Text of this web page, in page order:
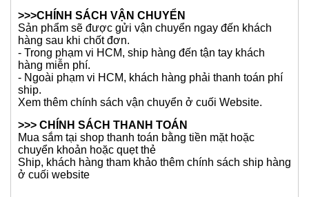
>>>CHÍNH SÁCH VẬN CHUYỂN
Sản phẩm sẽ được gửi vận chuyển ngay đến khách
hàng sau khi chốt đơn.
- Trong phạm vi HCM, ship hàng đến tận tay khách
hàng miễn phí.
- Ngoài phạm vi HCM, khách hàng phải thanh toán phí
ship.
Xem thêm chính sách vận chuyển ở cuối Website.
>>> CHÍNH SÁCH THANH TOÁN
Mua sắm tại shop thanh toán bằng tiền mặt hoặc
chuyển khoản hoặc quẹt thẻ
Ship, khách hàng tham khảo thêm chính sách ship hàng
ở cuối website